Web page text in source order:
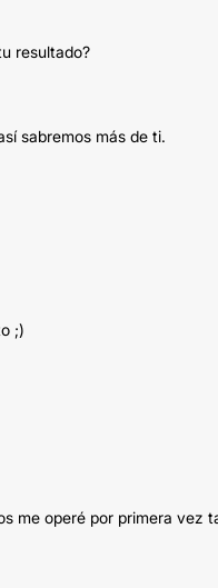
resultado?
sabremos más de ti.
;)
me operé por primera